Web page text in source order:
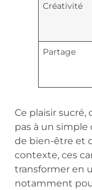
Créativité
Partage
Ce plaisir sucré,
pas à un
de bien-être et
contexte, ces
transformer en
notamment